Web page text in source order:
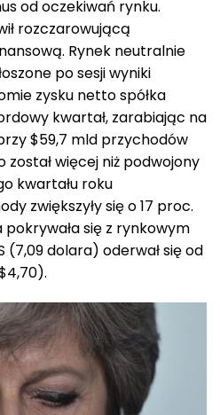
od oczekiwań rynku.
rozczarowującą
Rynek neutralnie
po sesji wyniki
zysku netto spółka
kwartał, zarabiając na
$59,7 mld przychodów
został więcej niż podwojony
kwartału roku
zwiększyły się o 17 proc.
się z rynkowym
(7,09 dolara) oderwał się od